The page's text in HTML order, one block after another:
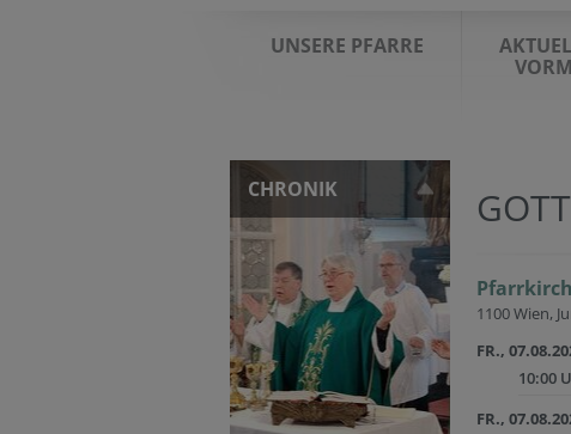
UNSERE PFARRE
CHRONIK
1100 Wien,
FR.,
10:00
FR.,